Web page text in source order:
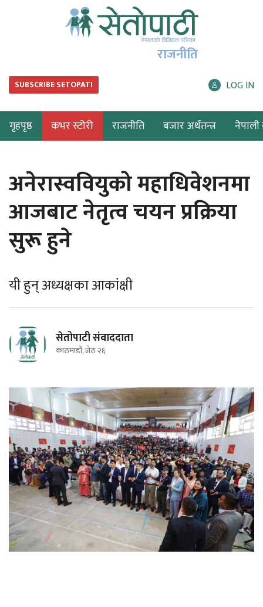
राजनीति
SUBSCRIBE SETOPATI LOG IN
गृहपृष्ठ कभर स्टोरी राजनीति बजार अर्थतन्त्र नेपाली
अनेरास्ववियुको महाधिवेशनमा
आजबाट नेतृत्व चयन प्रक्रिया
सुरू हुने
यी हुन् अध्यक्षका आकांक्षी
सेतोपाटी संवाददाता
काठमाडौं, जेठ २६